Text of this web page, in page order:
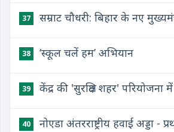
37 सम्राट चौधरी: बिहार के नए
38 ‘स्कूल चलें हम’ अभियान
39 केंद्र की 'सुरक्षित शहर' परियोजना
40
नोएडा अंतरराष्ट्रीय हवाई अड्डा -